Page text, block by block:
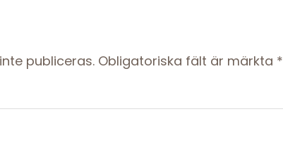
publiceras. Obligatoriska fält är märkta *